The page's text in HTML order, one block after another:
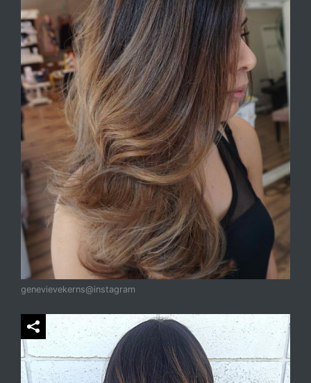
genevievekerns@instagram